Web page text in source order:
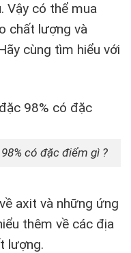
Vậy có thể mua
chất lượng và
cùng tìm hiểu với
có đặc điểm gì ?
axit và những ứng
thêm về các địa
lượng.